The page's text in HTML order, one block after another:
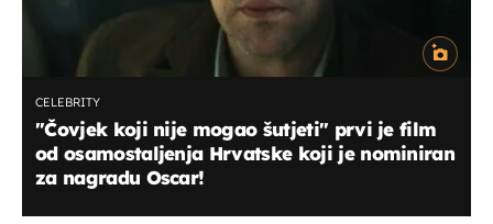
CELEBRITY
"Čovjek koji nije mogao šutjeti" prvi je film
od osamostaljenja Hrvatske koji je nominiran
za nagradu Oscar!